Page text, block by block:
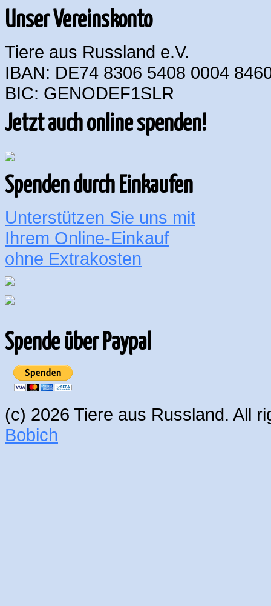
Unser Vereinskonto
Tiere aus Russland e.V.
IBAN: DE74 8306 5408 0004
BIC: GENODEF1SLR
Jetzt auch online spenden!
Spenden durch Einkaufen
Unterstützen Sie uns mit
Ihrem Online-Einkauf
ohne Extrakosten
Spende über Paypal
(c) 2026 Tiere aus Russland. All
Bobich